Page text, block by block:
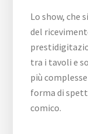
Lo show, che
del
tra i tavoli e
più
forma di
comico.